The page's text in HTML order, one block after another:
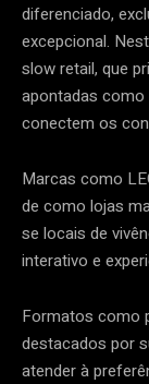
diferenciado,
excepcional.
slow retail, que
apontadas como
conectem os
Marcas como
de como lojas
se locais de
interativo e
Formatos como
destacados por
atender à